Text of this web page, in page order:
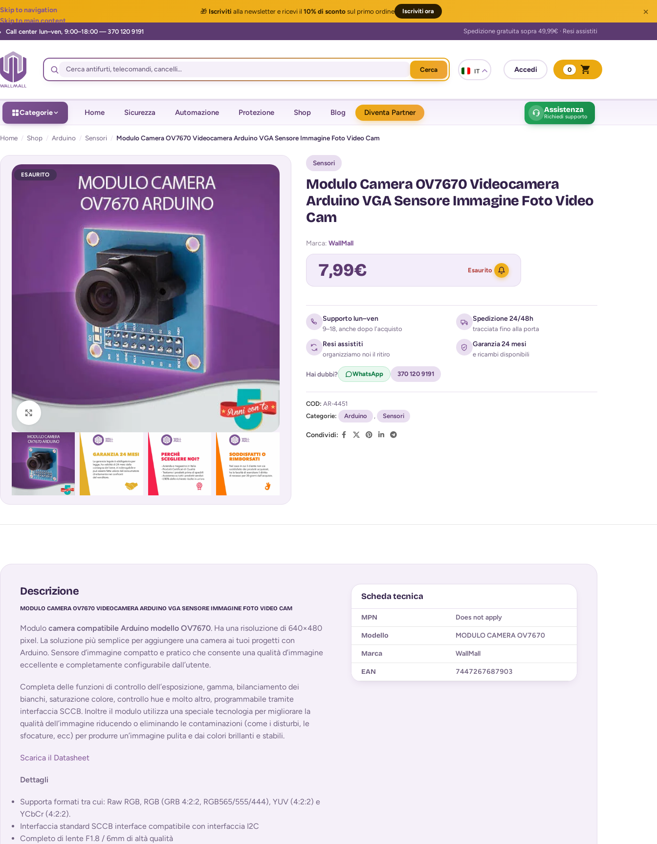
🎁 Iscriviti alla newslettere ricevi il 10% di scontosul primo ordine Iscriviti ora ×
Skip to navigation
Skip to main content
Cerca IT 0
Categorie Home Sicurezza Automazione Protezione Shop Blog Diventa Partner Assistenza
Richiedi supporto
Home / Shop / Arduino / Sensori / Modulo Camera OV7670 Videocamera Arduino VGA Sensore Immagine Foto Video Cam
ESAURITO
Sensori
Modulo Camera OV7670 Videocamera
Arduino VGA Sensore Immagine Foto Video
Cam
Marca: WallMall
7,99€ Esaurito
Acconsento al trattamento dei miei dati per ricevere l'avviso di disponibilità
(Privacy Policy)
Supporto lun–ven
9–18, anche dopo l'acquisto
Spedizione 24/48h
tracciata fino alla porta
Resi assistiti
organizziamo noi il ritiro
Garanzia 24 mesi
e ricambi disponibili
Hai dubbi? WhatsApp 370 120 9191
COD: AR-4451
Categorie:
Arduino , Sensori
Condividi:
Descrizione
MODULO CAMERA OV7670 VIDEOCAMERA ARDUINO VGA SENSORE IMMAGINE FOTO VIDEO CAM
Modulo camera compatibile Arduino modello OV7670. Ha una risoluzione di 640×480
pixel. La soluzione più semplice per aggiungere una camera ai tuoi progetti con
Arduino. Sensore d’immagine compatto e pratico che consente una qualità d’immagine
eccellente e completamente configurabile dall’utente.
Completa delle funzioni di controllo dell’esposizione, gamma, bilanciamento dei
bianchi, saturazione colore, controllo hue e molto altro, programmabile tramite
interfaccia SCCB. Inoltre il modulo utilizza una speciale tecnologia per migliorare la
qualità dell’immagine riducendo o eliminando le contaminazioni (come i disturbi, le
sfocature, ecc) per produrre un’immagine pulita e dai colori brillanti e stabili.
Scarica il Datasheet
Dettagli
Supporta formati tra cui: Raw RGB, RGB (GRB 4:2:2, RGB565/555/444), YUV (4:2:2) e
YCbCr (4:2:2).
Interfaccia standard SCCB interface compatibile con interfaccia I2C
Completo di lente F1.8 / 6mm di altà qualità
Scheda tecnica
MPN Does not apply
Modello MODULO CAMERA OV7670
Marca WallMall
EAN 7447267687903